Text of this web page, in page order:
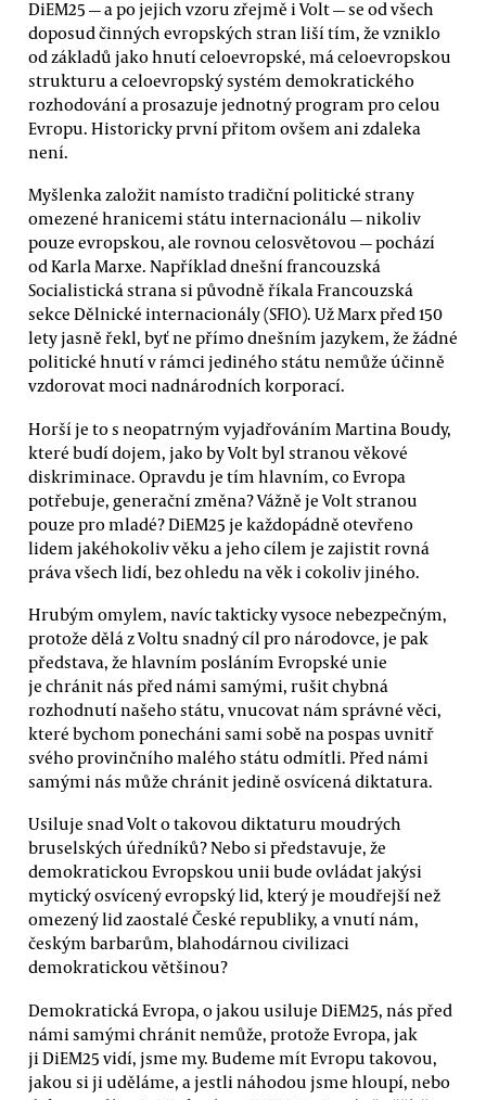
DiEM25 — a po jejich vzoru zřejmě i Volt — se od všech
doposud činných evropských stran liší tím, že vzniklo
od základů jako hnutí celoevropské, má celoevropskou
strukturu a celoevropský systém demokratického
rozhodování a prosazuje jednotný program pro celou
Evropu. Historicky první přitom ovšem ani zdaleka
není.
Myšlenka založit namísto tradiční politické strany
omezené hranicemi státu internacionálu — nikoliv
pouze evropskou, ale rovnou celosvětovou — pochází
od Karla Marxe. Například dnešní francouzská
Socialistická strana si původně říkala Francouzská
sekce Dělnické internacionály (SFIO). Už Marx před 150
lety jasně řekl, byť ne přímo dnešním jazykem, že žádné
politické hnutí v rámci jediného státu nemůže účinně
vzdorovat moci nadnárodních korporací.
Horší je to s neopatrným vyjadřováním Martina Boudy,
které budí dojem, jako by Volt byl stranou věkové
diskriminace. Opravdu je tím hlavním, co Evropa
potřebuje, generační změna? Vážně je Volt stranou
pouze pro mladé? DiEM25 je každopádně otevřeno
lidem jakéhokoliv věku a jeho cílem je zajistit rovná
práva všech lidí, bez ohledu na věk i cokoliv jiného.
Hrubým omylem, navíc takticky vysoce nebezpečným,
protože dělá z Voltu snadný cíl pro národovce, je pak
představa, že hlavním posláním Evropské unie
je chránit nás před námi samými, rušit chybná
rozhodnutí našeho státu, vnucovat nám správné věci,
které bychom ponecháni sami sobě na pospas uvnitř
svého provinčního malého státu odmítli. Před námi
samými nás může chránit jedině osvícená diktatura.
Usiluje snad Volt o takovou diktaturu moudrých
bruselských úředníků? Nebo si představuje, že
demokratickou Evropskou unii bude ovládat jakýsi
mytický osvícený evropský lid, který je moudřejší než
omezený lid zaostalé České republiky, a vnutí nám,
českým barbarům, blahodárnou civilizaci
demokratickou většinou?
Demokratická Evropa, o jakou usiluje DiEM25, nás před
námi samými chránit nemůže, protože Evropa, jak
ji DiEM25 vidí, jsme my. Budeme mít Evropu takovou,
jakou si ji uděláme, a jestli náhodou jsme hloupí, nebo